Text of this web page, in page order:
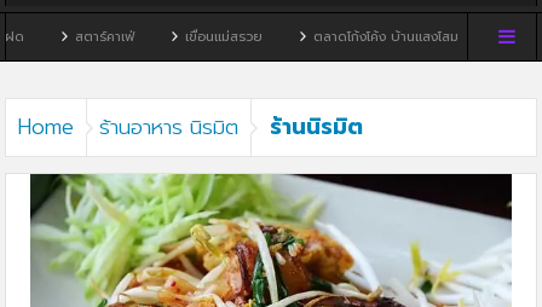
สตาร์คาเฟ่ เขื่อนแม่สรวย ตลาดโก้งโค้ง บ้านแสงโสม ทิวผาคา
Home ร้านอาหาร นิรมิต ร้านนิรมิต